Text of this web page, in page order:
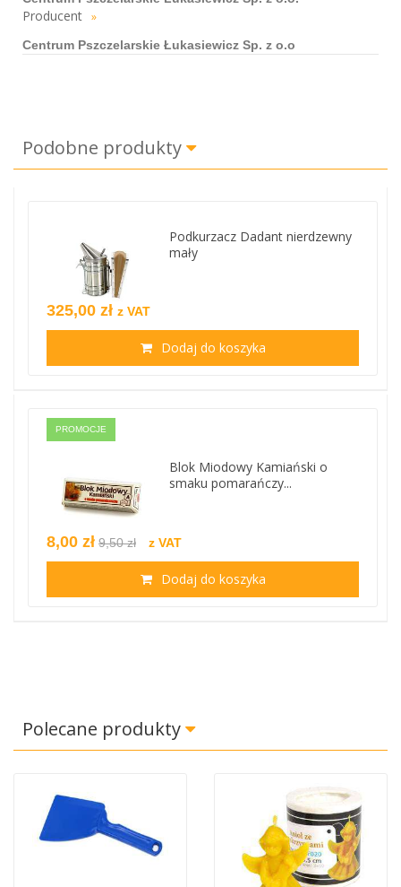
Producent »
Centrum Pszczelarskie Łukasiewicz Sp. z o.o
Podobne produkty
Podkurzacz Dadant nierdzewny
mały
325,00 zł z VAT
Dodaj do koszyka
PROMOCJE
Blok Miodowy Kamiański o
smaku pomarańczy...
8,00 zł 9,50 zł z VAT
Dodaj do koszyka
Polecane produkty